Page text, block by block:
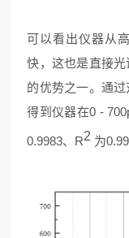
可以看出仪器从
快，这也是直接
的优势之一。通过
得到仪器在0 -
0.9983、R2 为